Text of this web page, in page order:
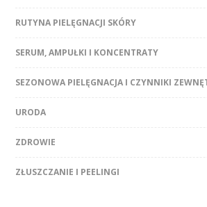
RUTYNA PIELĘGNACJI SKÓRY
SERUM, AMPUŁKI I KONCENTRATY
SEZONOWA PIELĘGNACJA I CZYNNIKI
URODA
ZDROWIE
ZŁUSZCZANIE I PEELINGI